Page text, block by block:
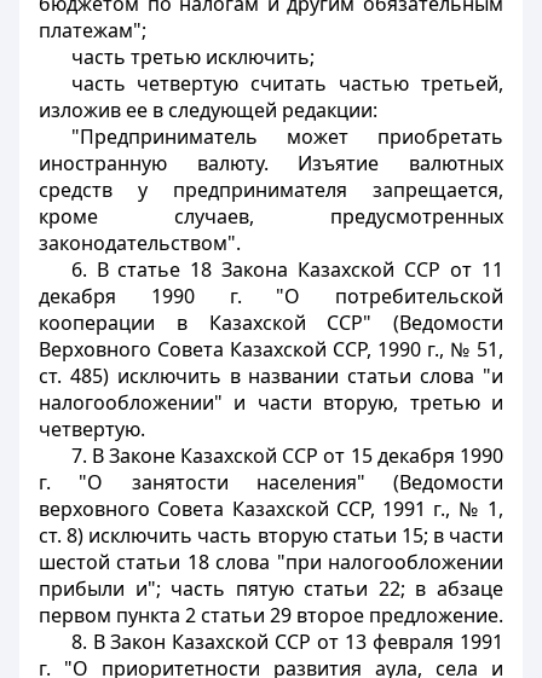
платежам";
часть третью исключить;
часть четвертую считать частью третьей,
изложив ее в следующей редакции:
"Предприниматель может приобретать
иностранную валюту. Изъятие валютных
средств у предпринимателя запрещается,
кроме случаев, предусмотренных
законодательством".
6. В статье 18 Закона Казахской ССР от 11
декабря 1990 г. "О потребительской
кооперации в Казахской ССР" (Ведомости
Верховного Совета Казахской ССР, 1990 г., № 51,
ст. 485) исключить в названии статьи слова "и
налогообложении" и части вторую, третью и
четвертую.
7. В Законе Казахской ССР от 15 декабря 1990
г. "О занятости населения" (Ведомости
верховного Совета Казахской ССР, 1991 г., № 1,
ст. 8) исключить часть вторую статьи 15; в части
шестой статьи 18 слова "при налогообложении
прибыли и"; часть пятую статьи 22; в абзаце
первом пункта 2 статьи 29 второе предложение.
8. В Закон Казахской ССР от 13 февраля 1991
г. "О приоритетности развития аула, села и